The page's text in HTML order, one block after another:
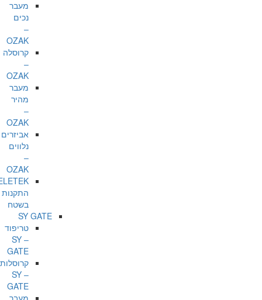
מעבר
נכים
–
OZAK
קרוסלה
–
OZAK
מעבר
מהיר
–
OZAK
אביזרים
נלווים
–
OZAK
התקנות
בשטח
SY GATE
טריפוד
– SY
GATE
קרוסלות
– SY
GATE